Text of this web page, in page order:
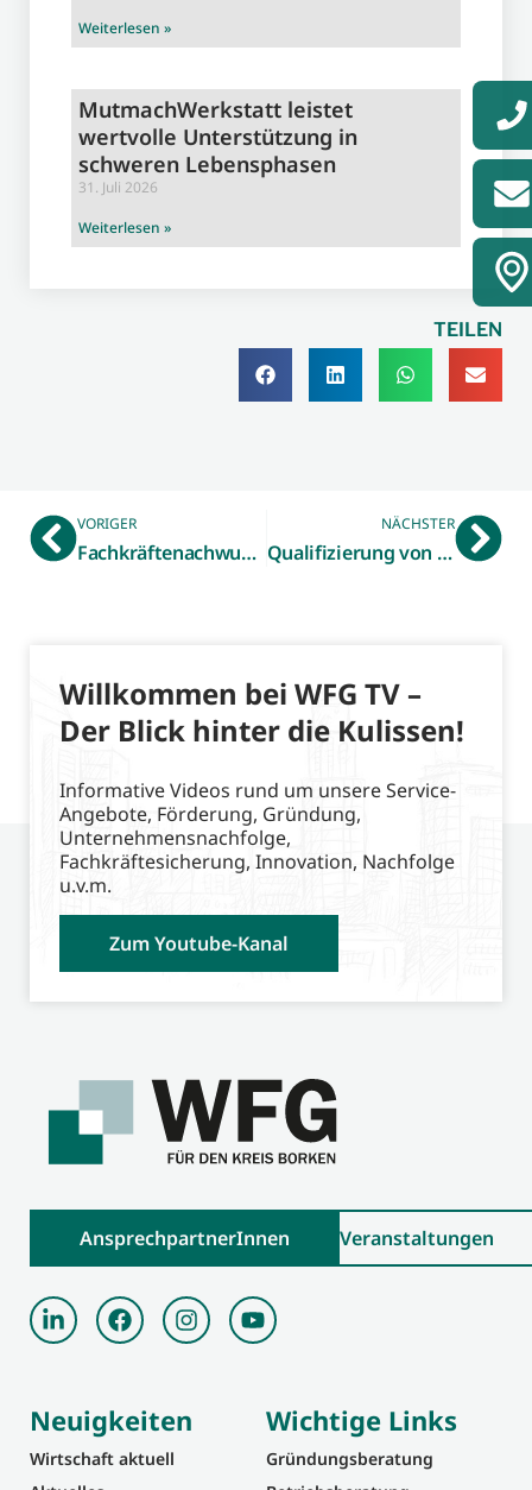
Weiterlesen »
MutmachWerkstatt leistet
wertvolle Unterstützung in
schweren Lebensphasen
31. Juli 2026
Weiterlesen »
TEILEN
VORIGER
Fachkräftenachwuchs im Fokus – WFG ist Umsetzungspartner bei MINT-BSO-Förderung
NÄCHSTER
Qualifizierung von pädagogischen Lehrkräften geht weiter – Workshop zum HandwerkMobil startet
Willkommen bei WFG TV –
Der Blick hinter die Kulissen!
Informative Videos rund um unsere Service-
Angebote, Förderung, Gründung,
Unternehmensnachfolge,
Fachkräftesicherung, Innovation, Nachfolge
u.v.m.
Zum Youtube-Kanal
AnsprechpartnerInnen Veranstaltungen
Neuigkeiten
Wirtschaft aktuell
Wichtige Links
Gründungsberatung